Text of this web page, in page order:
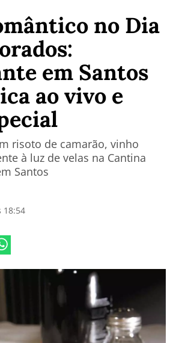
no Dia
em Santos
ao vivo e
risoto de camarão, vinho
à luz de velas na Cantina
Santos
18:54